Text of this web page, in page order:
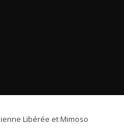
Libérée et Mimoso